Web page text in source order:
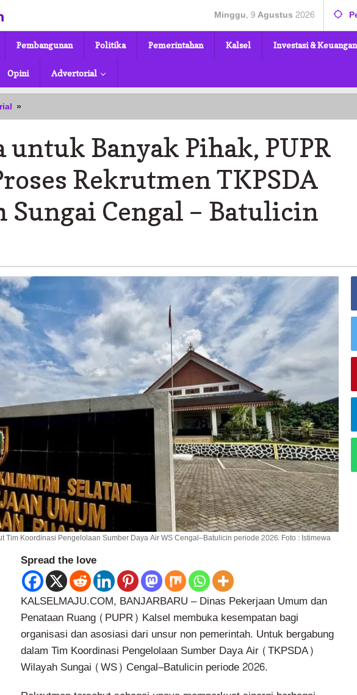
Minggu, 9 Agustus 2026
Pembangunan Politika Pemerintahan Kalsel Investasi & Keuangan
Opini Advertorial
»
untuk
Pihak,
PUPR
Proses
TKPSDA
Wilayah
Batulicin
untuk Banyak Pihak, PUPR
Rekrutmen TKPSDA
Sungai Cengal – Batulicin
Tim Koordinasi Pengelolaan Sumber Daya Air WS Cengal–Batulicin periode 2026. Foto : Istimewa
Spread the love
KALSELMAJU.COM, BANJARBARU – Dinas Pekerjaan Umum dan
Penataan Ruang (PUPR) Kalsel membuka kesempatan bagi
organisasi dan asosiasi dari unsur non pemerintah. Untuk bergabung
dalam Tim Koordinasi Pengelolaan Sumber Daya Air (TKPSDA)
Wilayah Sungai (WS) Cengal–Batulicin periode 2026.